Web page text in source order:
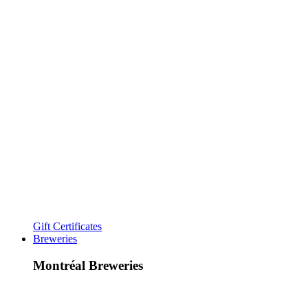
Gift Certificates
Breweries
Montréal Breweries